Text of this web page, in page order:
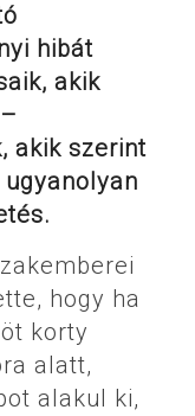
hibát
akik
akik szerint
hogy ha
korty
alatt,
alakul ki,